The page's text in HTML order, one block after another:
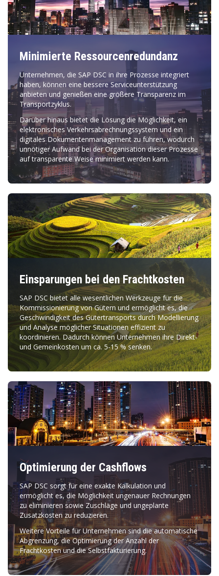
Minimierte Ressourcenredundanz
Unternehmen, die SAP DSC in ihre Prozesse integriert
haben, können eine bessere Serviceunterstützung
anbieten und genießen eine größere Transparenz im
Transportzyklus.
Darüber hinaus bietet die Lösung die Möglichkeit, ein
elektronisches Verkehrsabrechnungssystem und ein
digitales Dokumentenmanagement zu führen, wodurch
unnötiger Aufwand bei der Organisation dieser Prozesse
auf transparente Weise minimiert werden kann.
Einsparungen bei den Frachtkosten
SAP DSC bietet alle wesentlichen Werkzeuge für die
Kommissionierung von Gütern und ermöglicht es, die
Geschwindigkeit des Gütertransports durch Modellierung
und Analyse möglicher Situationen effizient zu
koordinieren. Dadurch können Unternehmen ihre Direkt-
und Gemeinkosten um ca. 5-15 % senken.
Optimierung der Cashflows
SAP DSC sorgt für eine exakte Kalkulation und
ermöglicht es, die Möglichkeit ungenauer Rechnungen
zu eliminieren sowie Zuschläge und ungeplante
Zusatzkosten zu reduzieren.
Weitere Vorteile für Unternehmen sind die automatische
Abgrenzung, die Optimierung der Anzahl der
Frachtkosten und die Selbstfakturierung.